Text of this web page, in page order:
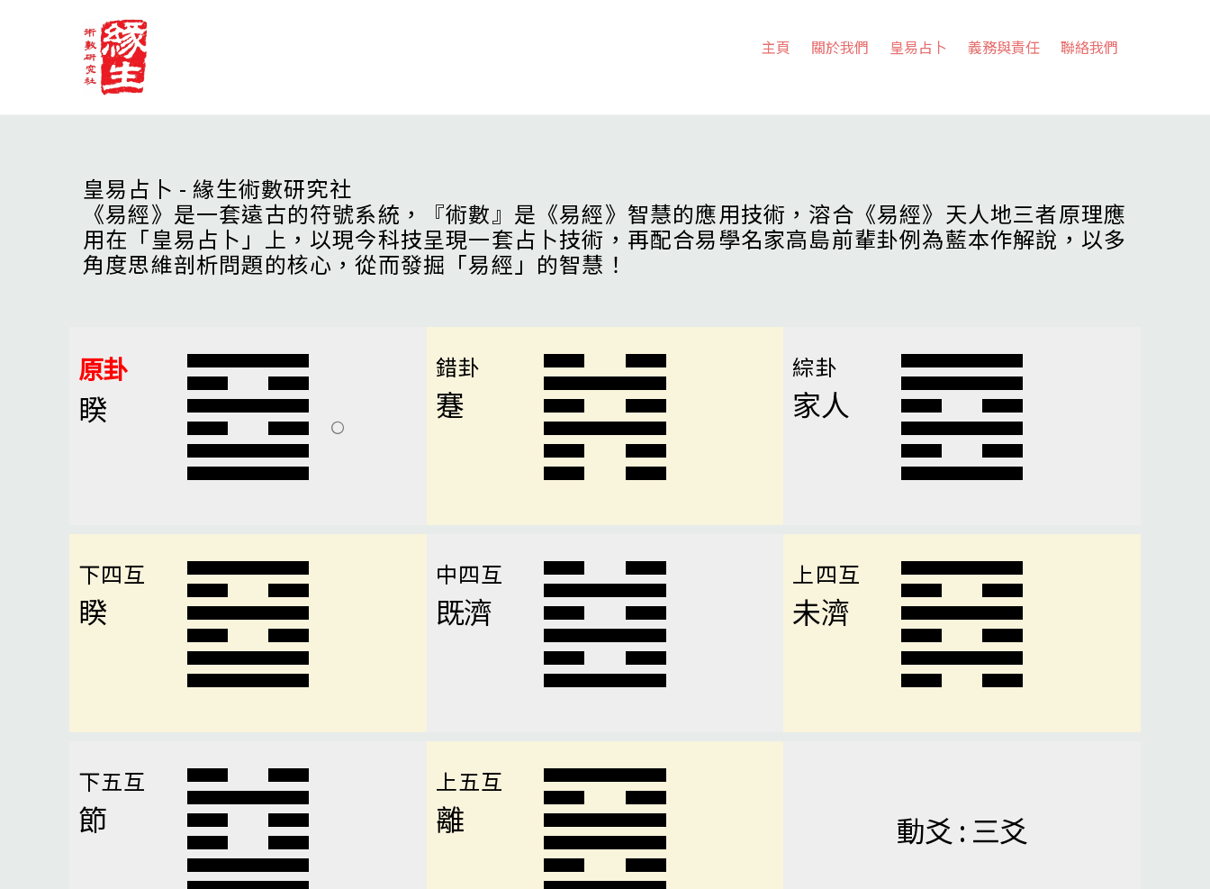
主頁 關於我們 皇易占卜 義務與責任 聯絡我們
皇易占卜 - 緣生術數研究社
《易經》是一套遠古的符號系統，『術數』是《易經》智慧的應用技術，溶合《易經》天人地三者原理應
用在「皇易占卜」上，以現今科技呈現一套占卜技術，再配合易學名家高島前輩卦例為藍本作解說，以多
角度思維剖析問題的核心，從而發掘「易經」的智慧！
原卦
睽
錯卦
蹇
綜卦
家人
下四互
睽
中四互
既濟
上四互
未濟
下五互
節
上五互
離 動爻 : 三爻